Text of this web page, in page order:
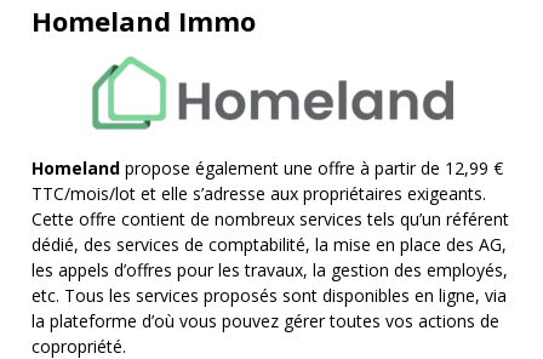
Homeland Immo
Homeland propose également une offre à partir de 12,99 €
TTC/mois/lot et elle s’adresse aux propriétaires exigeants.
Cette offre contient de nombreux services tels qu’un référent
dédié, des services de comptabilité, la mise en place des AG,
les appels d’offres pour les travaux, la gestion des employés,
etc. Tous les services proposés sont disponibles en ligne, via
la plateforme d’où vous pouvez gérer toutes vos actions de
copropriété.